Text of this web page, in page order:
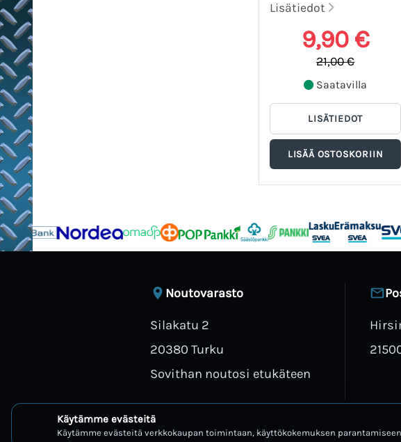
Lisätiedot
9,90 €
21,00 €
Saatavilla
Noutovarasto
Silakatu 2
20380 Turku
Sovithan noutosi etukäteen
Käytämme evästeitä
Käytämme evästeitä verkkokaupan toimintaan, käyttökokemuksen